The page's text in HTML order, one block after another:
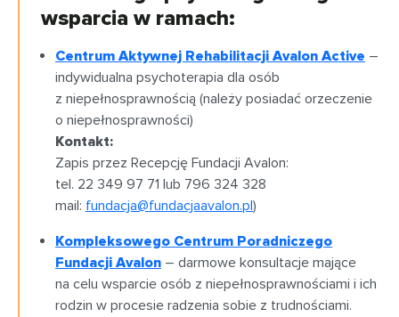
wsparcia w ramach:
Centrum Aktywnej Rehabilitacji Avalon Active –
indywidualna psychoterapia dla osób
z niepełnosprawnością (należy posiadać orzeczenie
o niepełnosprawności)
Kontakt:
Zapis przez Recepcję Fundacji Avalon:
tel. 22 349 97 71 lub 796 324 328
mail: fundacja@fundacjaavalon.pl)
Kompleksowego Centrum Poradniczego
Fundacji Avalon – darmowe konsultacje mające
na celu wsparcie osób z niepełnosprawnościami i ich
rodzin w procesie radzenia sobie z trudnościami.